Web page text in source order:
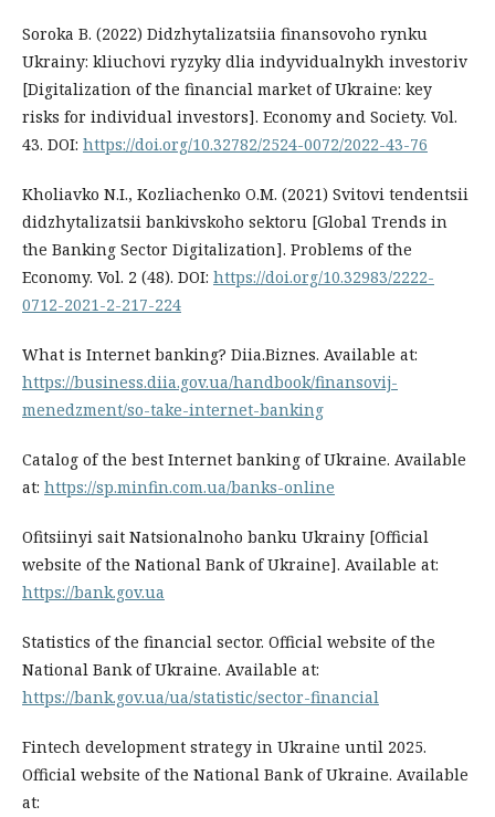
Soroka B. (2022) Didzhytalizatsiia finansovoho rynku
Ukrainy: kliuchovi ryzyky dlia indyvidualnykh investoriv
[Digitalization of the financial market of Ukraine: key
risks for individual investors]. Economy and Society. Vol.
43. DOI: https://doi.org/10.32782/2524-0072/2022-43-76
Kholiavko N.I., Kozliachenko O.M. (2021) Svitovi tendentsii
didzhytalizatsii bankivskoho sektoru [Global Trends in
the Banking Sector Digitalization]. Problems of the
Economy. Vol. 2 (48). DOI: https://doi.org/10.32983/2222-
0712-2021-2-217-224
What is Internet banking? Diia.Biznes. Available at:
https://business.diia.gov.ua/handbook/finansovij-
menedzment/so-take-internet-banking
Catalog of the best Internet banking of Ukraine. Available
at: https://sp.minfin.com.ua/banks-online
Ofitsiinyi sait Natsionalnoho banku Ukrainy [Official
website of the National Bank of Ukraine]. Available at:
https://bank.gov.ua
Statistics of the financial sector. Official website of the
National Bank of Ukraine. Available at:
https://bank.gov.ua/ua/statistic/sector-financial
Fintech development strategy in Ukraine until 2025.
Official website of the National Bank of Ukraine. Available
at: